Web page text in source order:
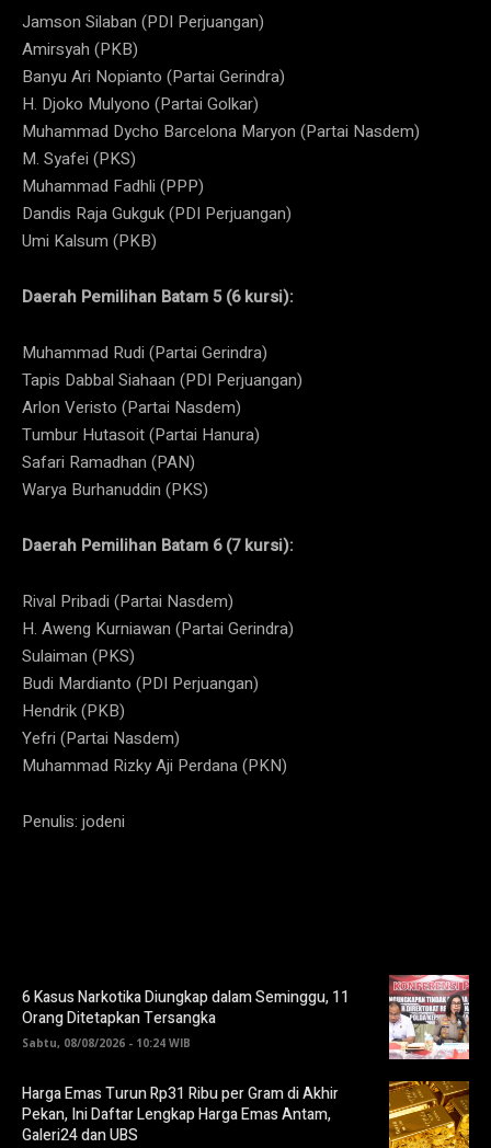
Jamson Silaban (PDI Perjuangan)
Amirsyah (PKB)
Banyu Ari Nopianto (Partai Gerindra)
H. Djoko Mulyono (Partai Golkar)
Muhammad Dycho Barcelona Maryon (Partai Nasdem)
M. Syafei (PKS)
Muhammad Fadhli (PPP)
Dandis Raja Gukguk (PDI Perjuangan)
Umi Kalsum (PKB)
Daerah Pemilihan Batam 5 (6 kursi):
Muhammad Rudi (Partai Gerindra)
Tapis Dabbal Siahaan (PDI Perjuangan)
Arlon Veristo (Partai Nasdem)
Tumbur Hutasoit (Partai Hanura)
Safari Ramadhan (PAN)
Warya Burhanuddin (PKS)
Daerah Pemilihan Batam 6 (7 kursi):
Rival Pribadi (Partai Nasdem)
H. Aweng Kurniawan (Partai Gerindra)
Sulaiman (PKS)
Budi Mardianto (PDI Perjuangan)
Hendrik (PKB)
Yefri (Partai Nasdem)
Muhammad Rizky Aji Perdana (PKN)
Penulis: jodeni
6 Kasus Narkotika Diungkap dalam Seminggu, 11
Orang Ditetapkan Tersangka
Sabtu, 08/08/2026 - 10:24 WIB
Harga Emas Turun Rp31 Ribu per Gram di Akhir
Pekan, Ini Daftar Lengkap Harga Emas Antam,
Galeri24 dan UBS